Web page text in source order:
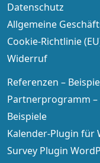
Datenschutz
Allgemeine
Cookie-Richtlinie
Widerruf
Referenzen –
Partnerprogramm
Beispiele
Kalender-Plugin für
Survey Plugin